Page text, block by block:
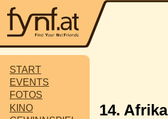
START
EVENTS
FOTOS
KINO
14. Afrika